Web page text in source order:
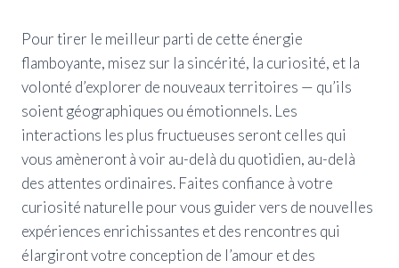
Pour tirer le meilleur parti de cette énergie
flamboyante, misez sur la sincérité, la curiosité, et la
volonté d’explorer de nouveaux territoires — qu’ils
soient géographiques ou émotionnels. Les
interactions les plus fructueuses seront celles qui
vous amèneront à voir au-delà du quotidien, au-delà
des attentes ordinaires. Faites confiance à votre
curiosité naturelle pour vous guider vers de nouvelles
expériences enrichissantes et des rencontres qui
élargiront votre conception de l’amour et des